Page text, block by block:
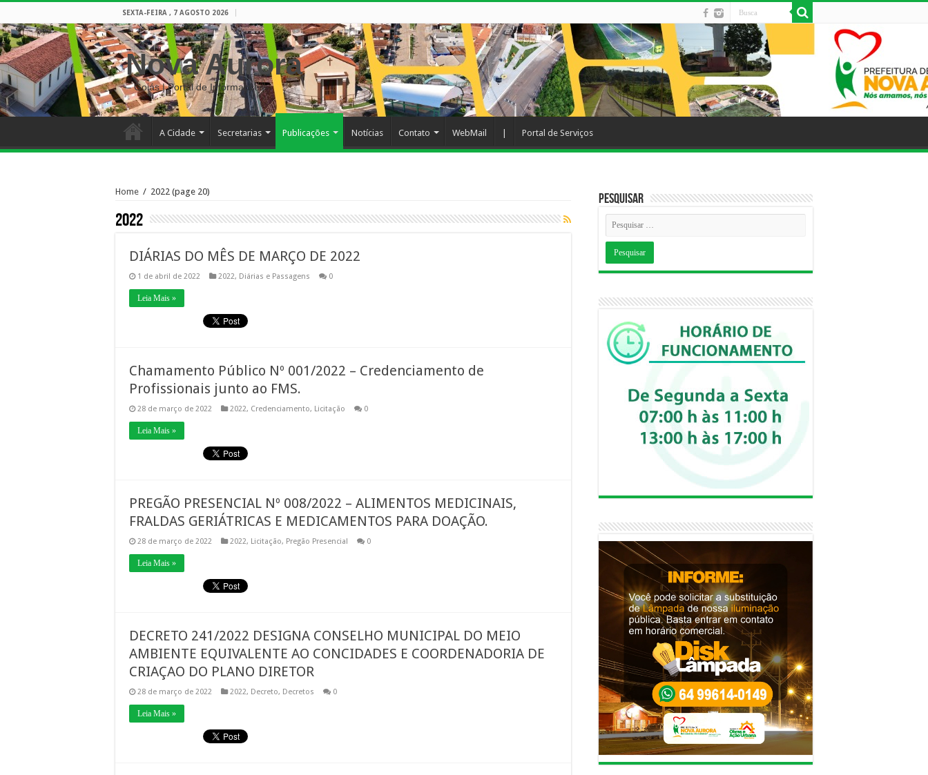
SEXTA-FEIRA , 7 AGOSTO 2026
Nova Aurora
– Goiás | Portal de Informações
A Cidade Secretarias Publicações Notícias Contato WebMail Portal de Serviços
Home / 2022 (page 20)
2022
DIÁRIAS DO MÊS DE MARÇO DE 2022
1 de abril de 2022 2022, Diárias e Passagens 0
Leia Mais »
Chamamento Público Nº 001/2022 – Credenciamento de
Profissionais junto ao FMS.
28 de março de 2022 2022, Credenciamento, Licitação 0
Leia Mais »
PREGÃO PRESENCIAL Nº 008/2022 – ALIMENTOS MEDICINAIS,
FRALDAS GERIÁTRICAS E MEDICAMENTOS PARA DOAÇÃO.
28 de março de 2022 2022, Licitação, Pregão Presencial 0
Leia Mais »
DECRETO 241/2022 DESIGNA CONSELHO MUNICIPAL DO MEIO
AMBIENTE EQUIVALENTE AO CONCIDADES E COORDENADORIA DE
CRIAÇAO DO PLANO DIRETOR
28 de março de 2022 2022, Decreto, Decretos 0
Leia Mais »
Pesquisar